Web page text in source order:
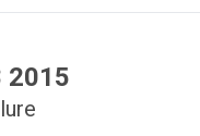
2015